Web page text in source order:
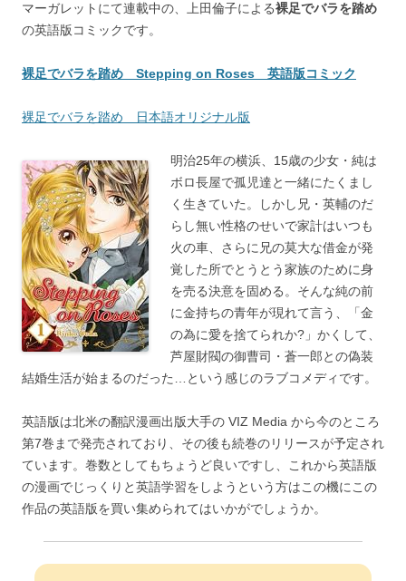
マーガレットにて連載中の、上田倫子による裸足でバラを踏め
の英語版コミックです。
裸足でバラを踏め Stepping on Roses 英語版コミック
裸足でバラを踏め 日本語オリジナル版
明治25年の横浜、15歳の少女・純は
ボロ長屋で孤児達と一緒にたくまし
く生きていた。しかし兄・英輔のだ
らし無い性格のせいで家計はいつも
火の車、さらに兄の莫大な借金が発
覚した所でとうとう家族のために身
を売る決意を固める。そんな純の前
に金持ちの青年が現れて言う、「金
の為に愛を捨てられか?」かくして、
芦屋財閥の御曹司・蒼一郎との偽装
結婚生活が始まるのだった…という感じのラブコメディです。
英語版は北米の翻訳漫画出版大手の VIZ Media から今のところ
第7巻まで発売されており、その後も続巻のリリースが予定され
ています。巻数としてもちょうど良いですし、これから英語版
の漫画でじっくりと英語学習をしようという方はこの機にこの
作品の英語版を買い集められてはいかがでしょうか。